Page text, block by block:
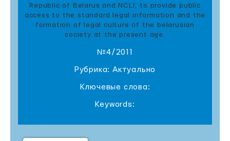
Republic of Belarus and NCLI, to provide public
access to the standard legal information and the
formation of legal culture of the belarusian
society at the present age.
№4/2011
Рубрика: Актуально
Ключевые слова:
Keywords: